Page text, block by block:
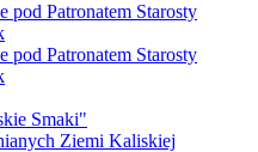
pod Patronatem Starosty
pod Patronatem Starosty
Smaki"
Ziemi Kaliskiej